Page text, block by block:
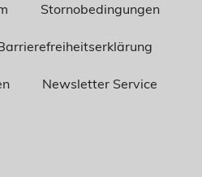
Stornobedingungen
Newsletter Service